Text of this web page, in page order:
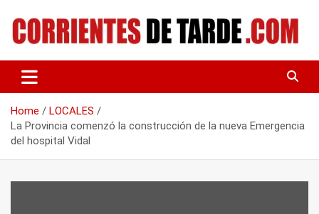
content
CORRIENTES DE TARDE
Home
LOCALES
La Provincia comenzó la construcción de la nueva Emergencia
del hospital Vidal